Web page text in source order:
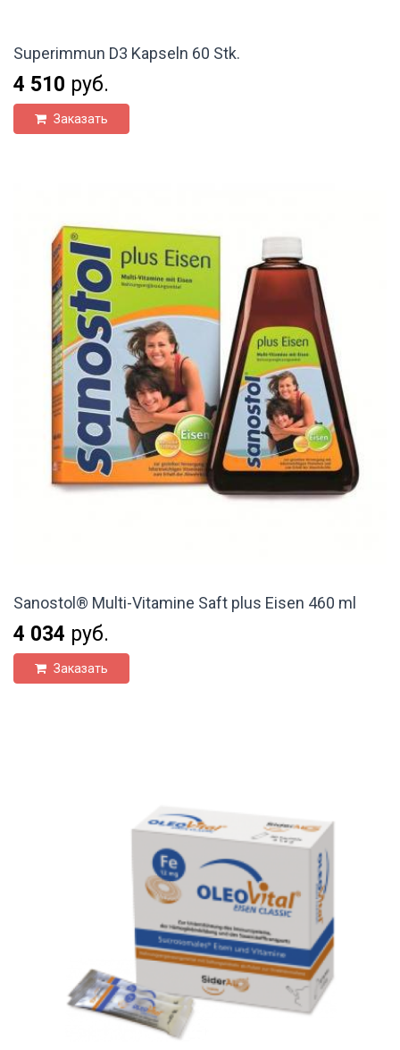
Superimmun D3 Kapseln 60 Stk.
4 510 руб.
Заказать
Sanostol® Multi-Vitamine Saft plus Eisen 460 ml
4 034 руб.
Заказать